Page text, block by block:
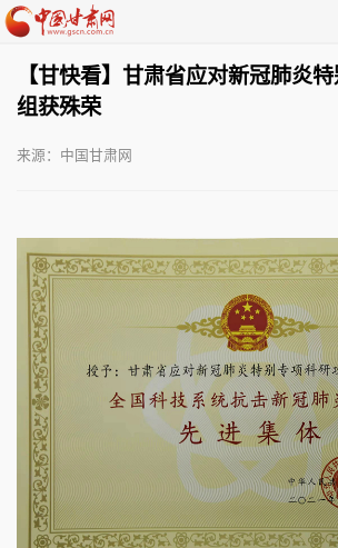
【甘快看】甘肃省应对新冠肺炎
组获殊荣
来源：中国甘肃网